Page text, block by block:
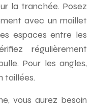
la tranchée. Posez
avec un maillet
espaces entre les
régulièrement
Pour les angles,
taillées.
vous aurez besoin